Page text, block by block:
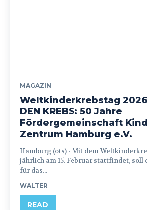
MAGAZIN
Weltkinderkrebstag
DEN KREBS: 50 Jahre
Fördergemeinschaft
Zentrum Hamburg e.V.
Hamburg (ots) - Mit dem Weltkinderkrebstag, der
jährlich am 15. Februar stattfindet,
für das...
WALTER
READ